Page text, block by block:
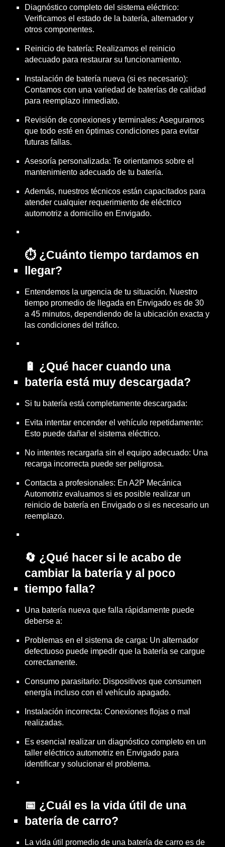
Diagnóstico completo del sistema eléctrico:
Verificamos el estado de la batería, alternador y
otros componentes.
Reinicio de batería: Realizamos el reinicio
adecuado para restaurar su funcionamiento.
Instalación de batería nueva (si es necesario):
Contamos con una variedad de baterías de calidad
para reemplazo inmediato.
Revisión de conexiones y terminales: Aseguramos
que todo esté en óptimas condiciones para evitar
futuras fallas.
Asesoría personalizada: Te orientamos sobre el
mantenimiento adecuado de tu batería.
Además, nuestros técnicos están capacitados para
atender cualquier requerimiento de eléctrico
automotriz a domicilio en Envigado.
⏱️ ¿Cuánto tiempo tardamos en
llegar?
Entendemos la urgencia de tu situación. Nuestro
tiempo promedio de llegada en Envigado es de 30
a 45 minutos, dependiendo de la ubicación exacta y
las condiciones del tráfico.
🔋 ¿Qué hacer cuando una
batería está muy descargada?
Si tu batería está completamente descargada:
Evita intentar encender el vehículo repetidamente:
Esto puede dañar el sistema eléctrico.
No intentes recargarla sin el equipo adecuado: Una
recarga incorrecta puede ser peligrosa.
Contacta a profesionales: En A2P Mecánica
Automotriz evaluamos si es posible realizar un
reinicio de batería en Envigado o si es necesario un
reemplazo.
🔄 ¿Qué hacer si le acabo de
cambiar la batería y al poco
tiempo falla?
Una batería nueva que falla rápidamente puede
deberse a:
Problemas en el sistema de carga: Un alternador
defectuoso puede impedir que la batería se cargue
correctamente.
Consumo parasitario: Dispositivos que consumen
energía incluso con el vehículo apagado.
Instalación incorrecta: Conexiones flojas o mal
realizadas.
Es esencial realizar un diagnóstico completo en un
taller eléctrico automotriz en Envigado para
identificar y solucionar el problema.
📅 ¿Cuál es la vida útil de una
batería de carro?
La vida útil promedio de una batería de carro es de